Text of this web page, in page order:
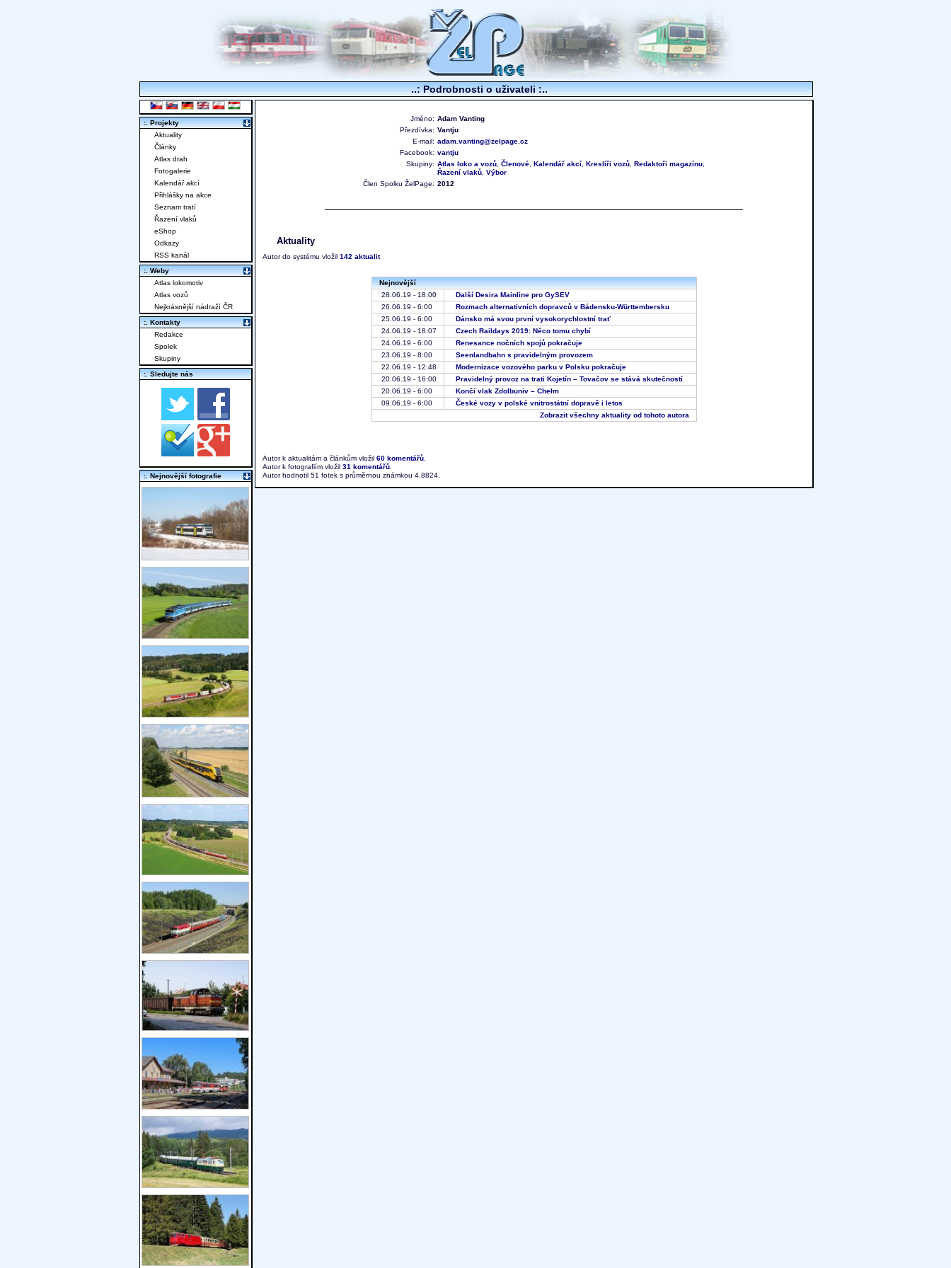
..: Podrobnosti o uživateli :..
Jméno: Adam Vanting
Přezdívka: Vantju
E-mail: adam.vanting@zelpage.cz
Facebook: vantju
Skupiny: Atlas loko a vozů, Členové, Kalendář akcí, Kreslíři vozů, Redaktoři magazínu,
Řazení vlaků, Výbor
Člen Spolku ŽelPage: 2012
Aktuality
Autor do systému vložil 142 aktualit
Nejnovější
28.06.19 - 18:00
Další Desira Mainline pro GySEV
26.06.19 - 6:00
Rozmach alternativních dopravců v Bádensku-Württembersku
25.06.19 - 6:00
Dánsko má svou první vysokorychlostní trať
24.06.19 - 18:07
Czech Raildays 2019: Něco tomu chybí
24.06.19 - 6:00
Renesance nočních spojů pokračuje
23.06.19 - 8:00
Seenlandbahn s pravidelným provozem
22.06.19 - 12:48
Modernizace vozového parku v Polsku pokračuje
20.06.19 - 16:00
Pravidelný provoz na trati Kojetín – Tovačov se stává skutečností
20.06.19 - 6:00
Končí vlak Zdolbuniv – Chełm
09.06.19 - 6:00
České vozy v polské vnitrostátní dopravě i letos
Zobrazit všechny aktuality od tohoto autora
Autor k aktualitám a článkům vložil 60 komentářů.
Autor k fotografiím vložil 31 komentářů.
Autor hodnotil 51 fotek s průměrnou známkou 4.8824.
:. Projekty
Aktuality
Články
Atlas drah
Fotogalerie
Kalendář akcí
Přihlášky na akce
Seznam tratí
Řazení vlaků
eShop
Odkazy
RSS kanál
:. Weby
Atlas lokomotiv
Atlas vozů
Nejkrásnější nádraží ČR
:. Kontakty
Redakce
Spolek
Skupiny
:. Sledujte nás
:. Nejnovější fotografie